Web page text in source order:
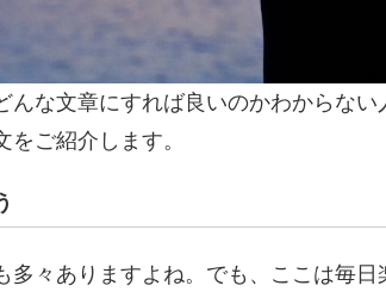
んな文章にすれば良いのかわからない
ご紹介します。
多々ありますよね。でも、ここは毎